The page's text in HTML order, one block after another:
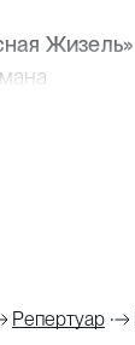
Жизель»
Репертуар